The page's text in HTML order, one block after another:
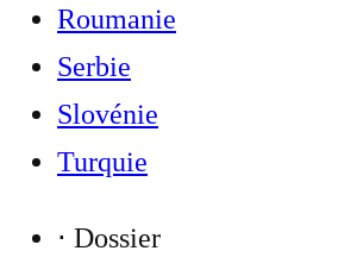
Roumanie
Serbie
Slovénie
Turquie
⋅ Dossier